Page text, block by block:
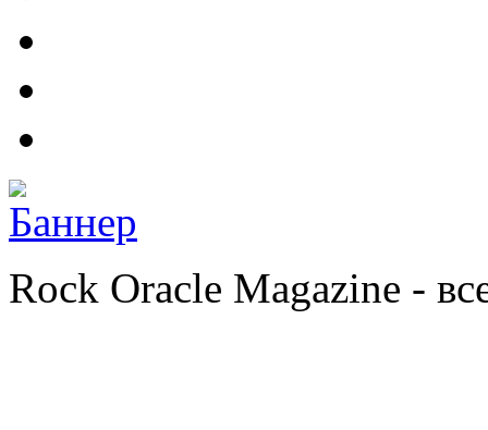
Rock Oracle Magazine -